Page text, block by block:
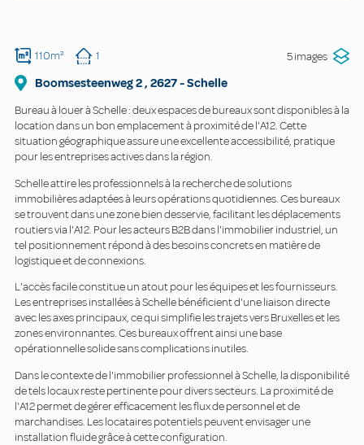
110m² 1 5 images
Boomsesteenweg2, 2627-Schelle
Bureau à louer à Schelle : deux espaces de bureaux sont disponibles à la
location dans un bon emplacement à proximité de l'A12. Cette
situation géographique assure une excellente accessibilité, pratique
pour les entreprises actives dans la région.
Schelle attire les professionnels à la recherche de solutions
immobilières adaptées à leurs opérations quotidiennes. Ces bureaux
se trouvent dans une zone bien desservie, facilitant les déplacements
routiers via l'A12. Pour les acteurs B2B dans l'immobilier industriel, un
tel positionnement répond à des besoins concrets en matière de
logistique et de connexions.
L'accès facile constitue un atout pour les équipes et les fournisseurs.
Les entreprises installées à Schelle bénéficient d'une liaison directe
avec les axes principaux, ce qui simplifie les trajets vers Bruxelles et les
zones environnantes. Ces bureaux offrent ainsi une base
opérationnelle solide sans complications inutiles.
Dans le contexte de l'immobilier professionnel à Schelle, la disponibilité
de tels locaux reste pertinente pour divers secteurs. La proximité de
l'A12 permet de gérer efficacement les flux de personnel et de
marchandises. Les locataires potentiels peuvent envisager une
installation fluide grâce à cette configuration.